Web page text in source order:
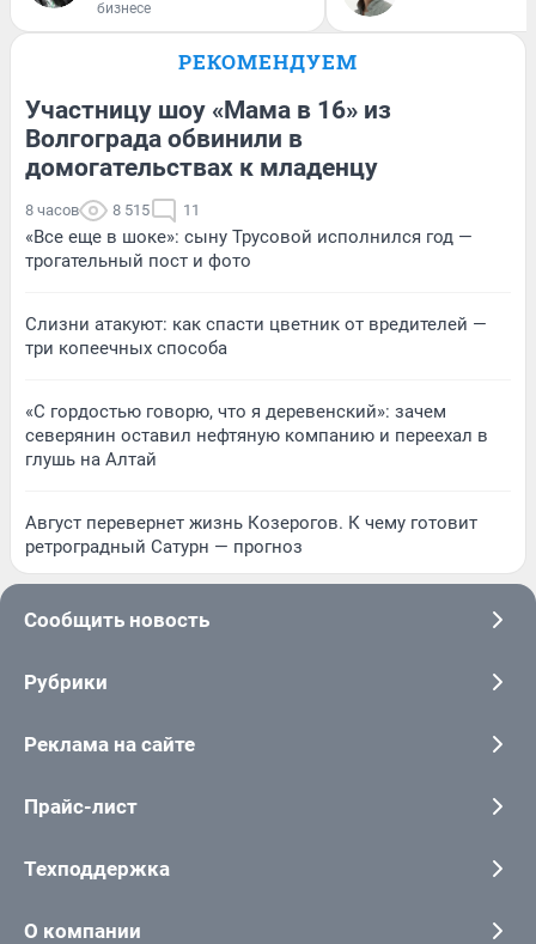
бизнесе
РЕКОМЕНДУЕМ
Участницу шоу «Мама в 16» из
Волгограда обвинили в
домогательствах к младенцу
8 часов 8 515 11
«Все еще в шоке»: сыну Трусовой исполнился год —
трогательный пост и фото
Слизни атакуют: как спасти цветник от вредителей —
три копеечных способа
«С гордостью говорю, что я деревенский»: зачем
северянин оставил нефтяную компанию и переехал в
глушь на Алтай
Август перевернет жизнь Козерогов. К чему готовит
ретроградный Сатурн — прогноз
Сообщить новость
Рубрики
Реклама на сайте
Прайс-лист
Техподдержка
О компании